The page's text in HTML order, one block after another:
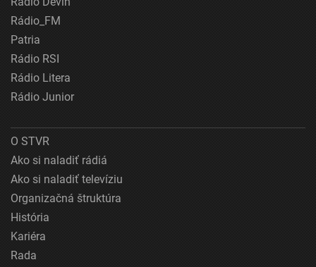
Rádio_FM
Patria
Rádio RSI
Rádio Litera
Rádio Junior
O STVR
Ako si naladiť rádiá
Ako si naladiť televíziu
Organizačná štruktúra
História
Kariéra
Rada